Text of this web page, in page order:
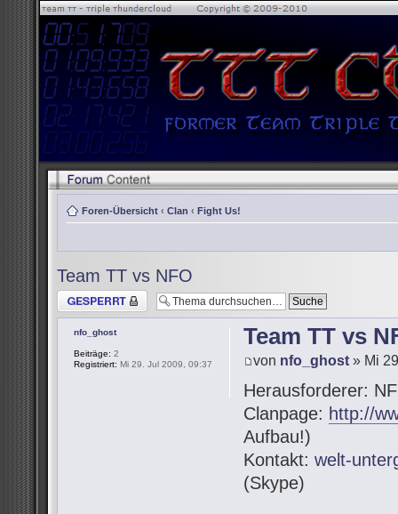
Foren-Übersicht ‹ Clan ‹ Fight Us!
Team TT vs NFO
Thema gesperrt
Team TT vs
von nfo_ghost » Mi
Herausforderer:
Clanpage: http://
Aufbau!)
Kontakt:welt-
(Skype)
nfo_ghost
Beiträge: 2
Registriert: Mi 29. Jul 2009, 09:37